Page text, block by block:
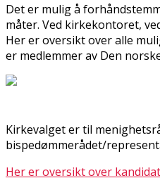
Det er mulig å
måter. Ved kirkekontoret,
Her er oversikt over alle
er medlemmer av Den
Kirkevalget er til
bispedømmerådet/
Her er oversikt over